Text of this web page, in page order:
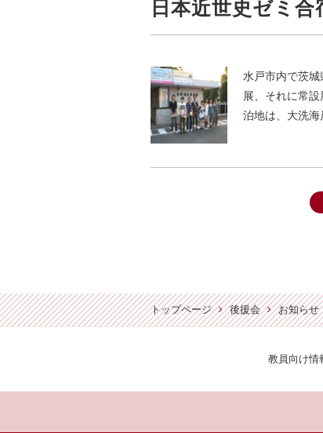
日本近世史ゼミ
水戸市内で茨
展、それに常
泊地は、大洗海
トップページ 後援会 お知らせ
教員向け情